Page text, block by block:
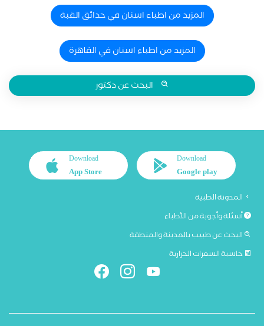
المزيد من اطباء اسنان في حدائق القبة
المزيد من اطباء اسنان في القاهرة
البحث عن دكتور
Download
Google play
Download
App Store
المدونة الطبية
أسئلة وأجوبة من الأطباء
البحث عن طبيب بالمدينة والمنطقة
حاسبة السعرات الحرارية